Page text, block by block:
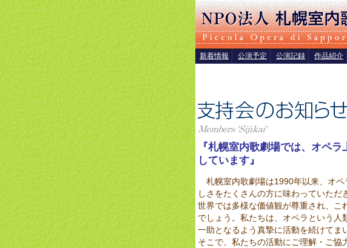
新着情報 公演予定 公演記録 作品紹介
『札幌室内歌劇場では、オペ
しています』
札幌室内歌劇場は1990年以来、オペ
しさをたくさんの方に味わっていただ
世界では多様な価値観が尊重され、こ
でしょう。私たちは、オペラという人
一助となるよう真摯に活動を続けてま
そこで、私たちの活動にご理解・ご